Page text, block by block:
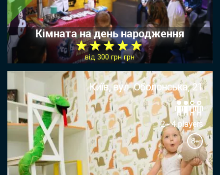
Кімната на день народження
★ ★ ★ ★ ★
від 300 грн грн
Київ, вул. Оболонська, 21
2 - 4 players
8+